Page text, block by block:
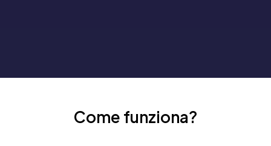
Come funziona?